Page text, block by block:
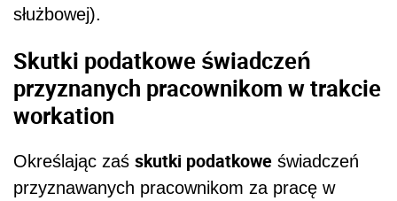
służbowej).
Skutki podatkowe świadczeń
przyznanych pracownikom w trakcie
workation
Określając zaś skutki podatkowe świadczeń
przyznawanych pracownikom za pracę w